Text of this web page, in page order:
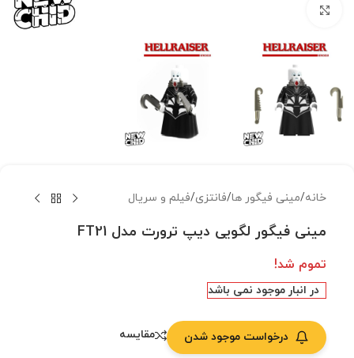
خانه/مینی فیگور ها/فانتزی/فیلم و سریال
مینی فیگور لگویی دیپ ترورت مدل FT21
تموم شد!
در انبار موجود نمی باشد
درخواست موجود شدن مقایسه